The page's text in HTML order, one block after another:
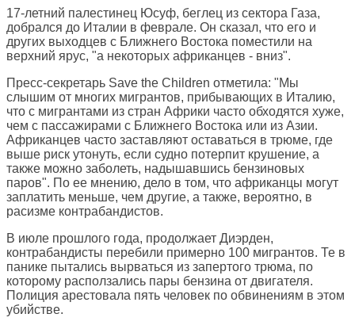
17-летний палестинец Юсуф, беглец из сектора Газа,
добрался до Италии в феврале. Он сказал, что его и
других выходцев с Ближнего Востока поместили на
верхний ярус, "а некоторых африканцев - вниз".
Пресс-секретарь Save the Children отметила: "Мы
слышим от многих мигрантов, прибывающих в Италию,
что с мигрантами из стран Африки часто обходятся хуже,
чем с пассажирами с Ближнего Востока или из Азии.
Африканцев часто заставляют оставаться в трюме, где
выше риск утонуть, если судно потерпит крушение, а
также можно заболеть, надышавшись бензиновых
паров". По ее мнению, дело в том, что африканцы могут
заплатить меньше, чем другие, а также, вероятно, в
расизме контрабандистов.
В июле прошлого года, продолжает Диэрден,
контрабандисты перебили примерно 100 мигрантов. Те в
панике пытались вырваться из запертого трюма, по
которому расползались пары бензина от двигателя.
Полиция арестовала пять человек по обвинениям в этом
убийстве.